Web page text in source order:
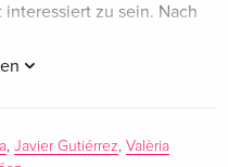
zu sein. Nach
Unwesen treibt, nicht
, Javier Gutiérrez, Valèria